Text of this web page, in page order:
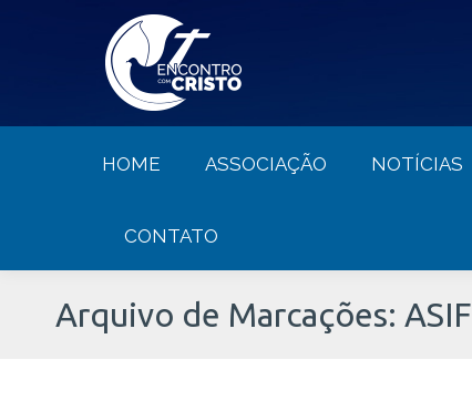
HOME ASSOCIAÇÃO NOTÍCIAS
CONTATO
Arquivo de Marcações: ASIF
HOME